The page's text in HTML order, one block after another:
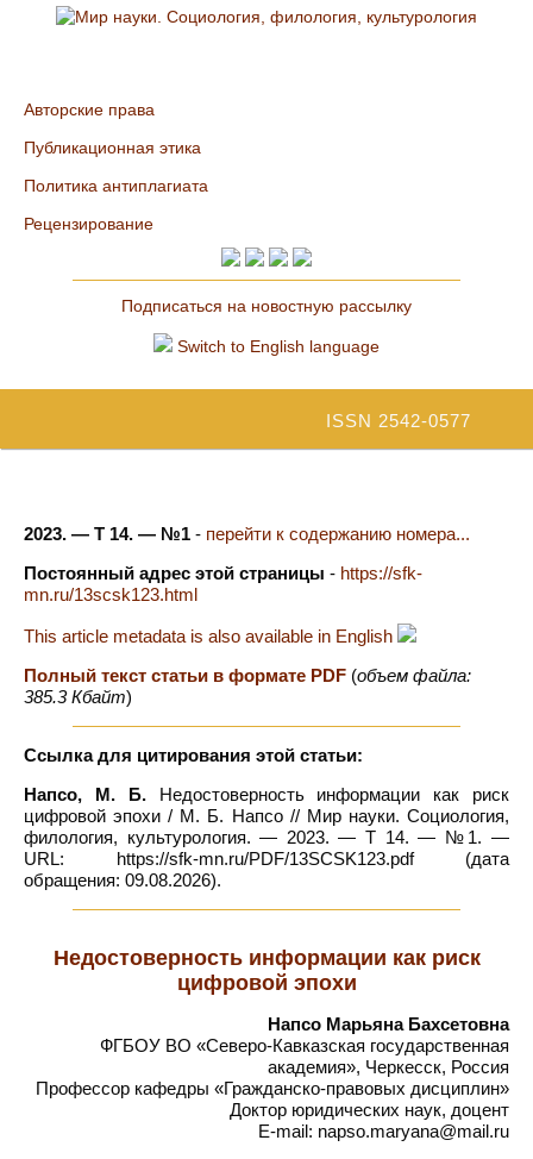
Авторские права
Публикационная этика
Политика антиплагиата
Рецензирование
Подписаться на новостную рассылку
Switch to English language
ISSN 2542-0577
2023. — Т 14. — №1 - перейти к содержанию номера...
Постоянный адрес этой страницы - https://sfk-
mn.ru/13scsk123.html
This article metadata is also available in English
Полный текст статьи в формате PDF (объем файла:
385.3 Кбайт)
Ссылка для цитирования этой статьи:
Напсо, М. Б.Недостоверность информации как риск
цифровой эпохи / М. Б. Напсо // Мир науки. Социология,
филология, культурология. — 2023. — Т 14. — №1. —
URL: https://sfk-mn.ru/PDF/13SCSK123.pdf (дата
обращения: 09.08.2026).
Недостоверность информации как риск
цифровой эпохи
Напсо Марьяна Бахсетовна
ФГБОУ ВО «Северо-Кавказская государственная
академия», Черкесск, Россия
Профессор кафедры «Гражданско-правовых дисциплин»
Доктор юридических наук, доцент
E-mail: napso.maryana@mail.ru